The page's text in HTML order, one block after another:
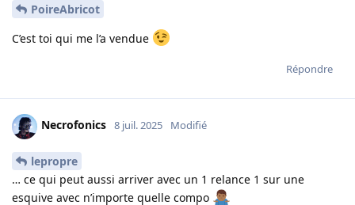
PoireAbricot
C’est toi qui me l’a vendue
Répondre
Necrofonics 8 juil. 2025 Modifié
lepropre
… ce qui peut aussi arriver avec un 1 relance 1 sur une
esquive avec n’importe quelle compo